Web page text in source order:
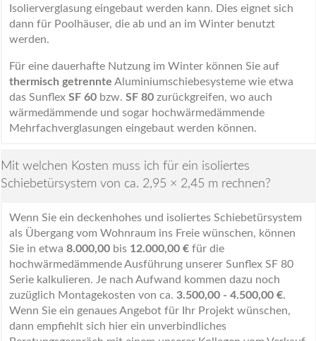
Isolierverglasung eingebaut werden kann. Dies eignet sich
dann für Poolhäuser, die ab und an im Winter benutzt
werden.
Für eine dauerhafte Nutzung im Winter können Sie auf
thermisch getrennte Aluminiumschiebesysteme wie etwa
das Sunflex SF 60 bzw. SF 80 zurückgreifen, wo auch
wärmedämmende und sogar hochwärmedämmende
Mehrfachverglasungen eingebaut werden können.
Mit welchen Kosten muss ich für ein isoliertes
Schiebetürsystem von ca. 2,95 × 2,45 m rechnen?
Wenn Sie ein deckenhohes und isoliertes Schiebetürsystem
als Übergang vom Wohnraum ins Freie wünschen, können
Sie in etwa 8.000,00 bis 12.000,00 € für die
hochwärmedämmende Ausführung unserer Sunflex SF 80
Serie kalkulieren. Je nach Aufwand kommen dazu noch
zuzüglich Montagekosten von ca. 3.500,00 - 4.500,00 €.
Wenn Sie ein genaues Angebot für Ihr Projekt wünschen,
dann empfiehlt sich hier ein unverbindliches